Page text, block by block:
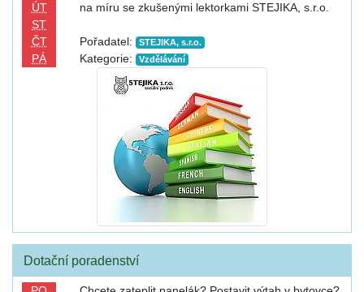
ÚT
ST
ČT
PÁ
na míru se zkušenými lektorkami STEJIKA, s.r.o.
Pořadatel: STEJIKA, s.r.o.
Kategorie: Vzdělávání
Dotační poradenství